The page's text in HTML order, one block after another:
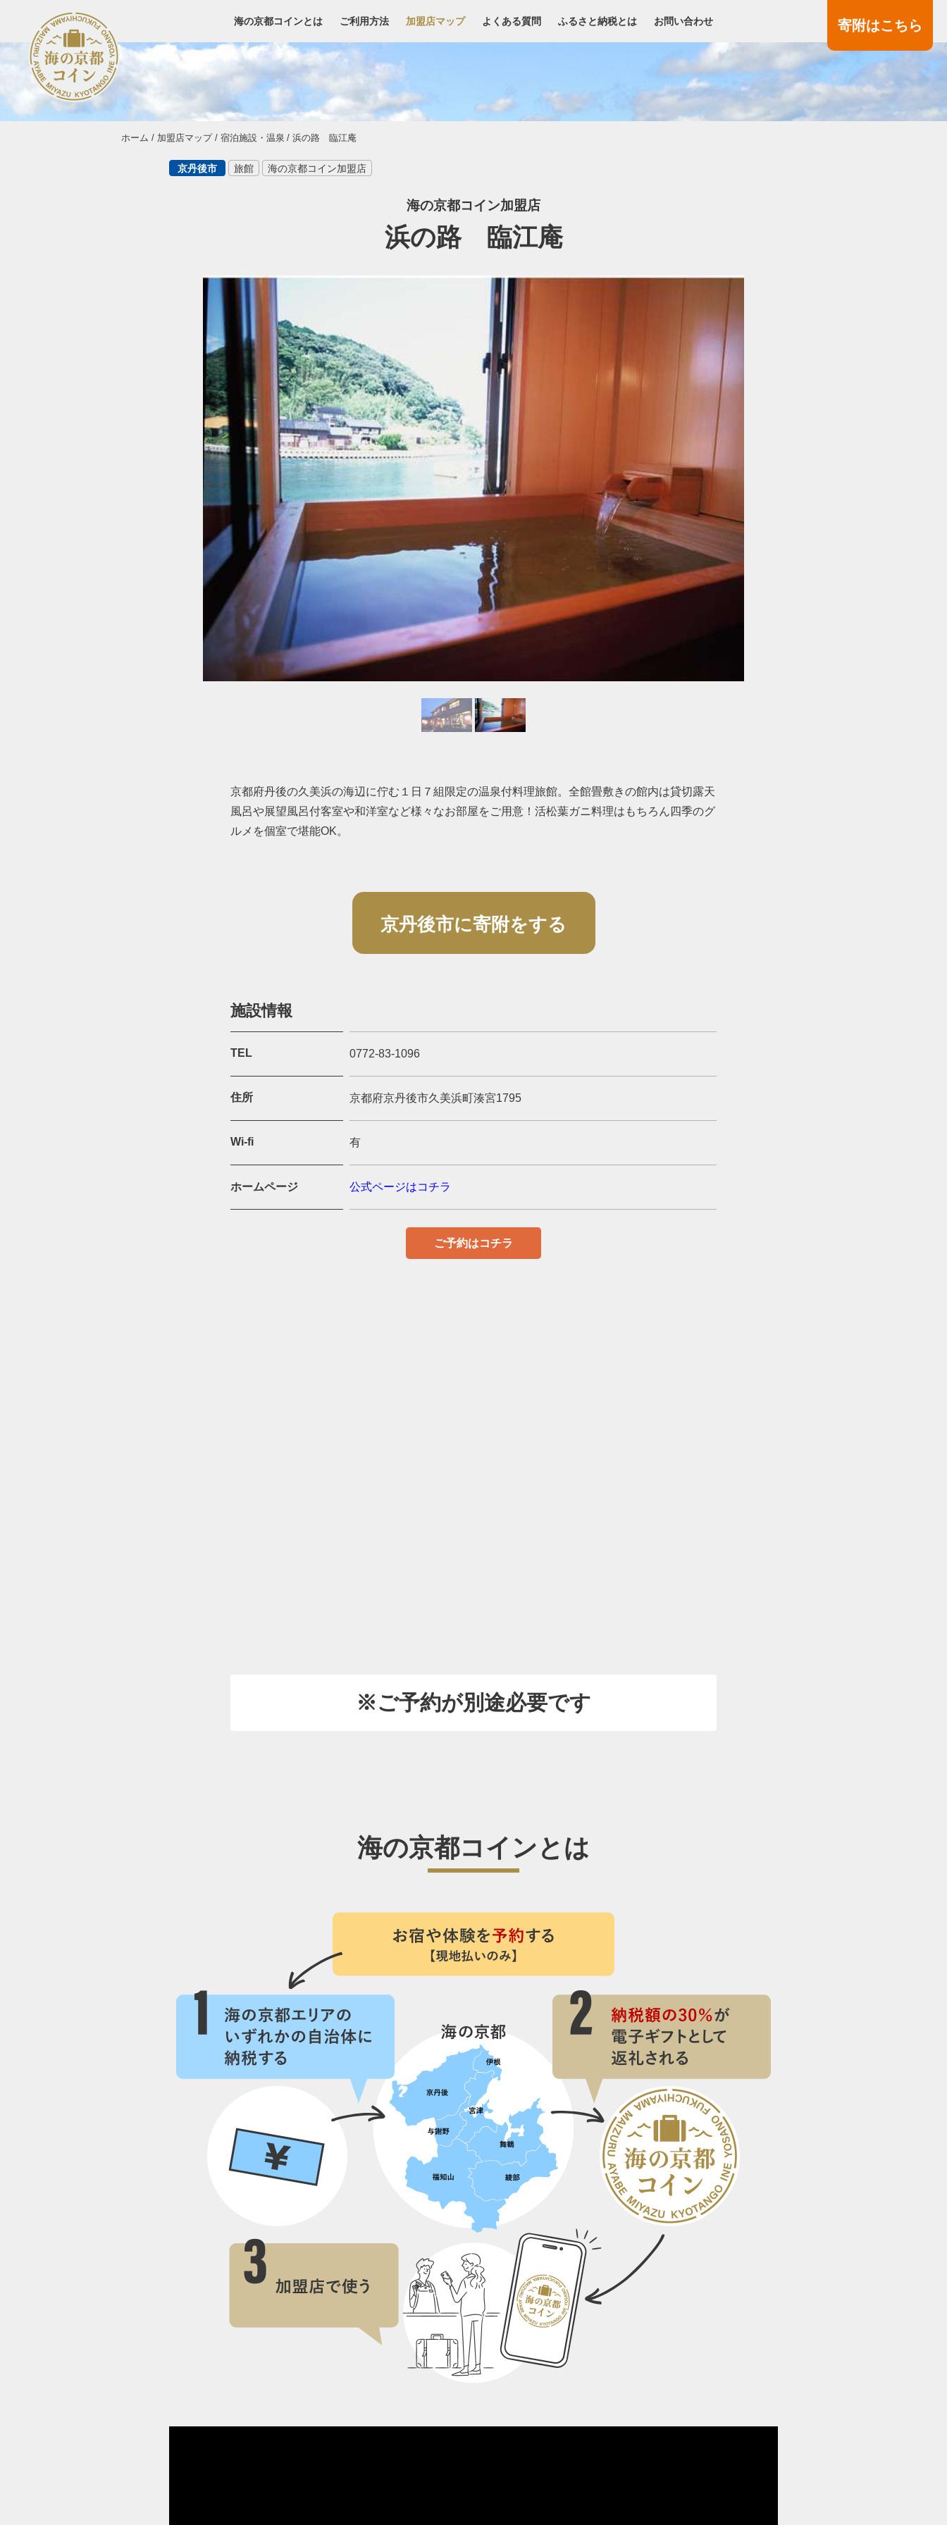
海の京都コインとは ご利用方法 加盟店マップ よくある質問 ふるさと納税とは お問い合わせ 寄附はこちら
ホーム 加盟店マップ 宿泊施設・温泉 浜の路 臨江庵
京丹後市 旅館 海の京都コイン加盟店
海の京都コイン加盟店
浜の路 臨江庵
京都府丹後の久美浜の海辺に佇む１日７組限定の温泉付料理旅館。全館畳敷きの館内は貸切露天
風呂や展望風呂付客室や和洋室など様々なお部屋をご用意！活松葉ガニ料理はもちろん四季のグ
ルメを個室で堪能OK。
京丹後市に寄附をする
施設情報
TEL 0772-83-1096
住所 京都府京丹後市久美浜町湊宮1795
Wi-fi 有
ホームページ 公式ページはコチラ
ご予約はコチラ
※ご予約が別途必要です
海の京都コインとは